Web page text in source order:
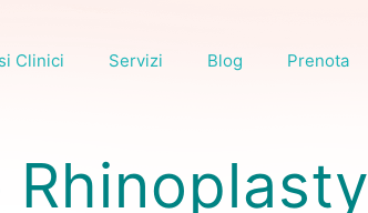
Clinici Servizi Blog Prenota
Rhinoplasty